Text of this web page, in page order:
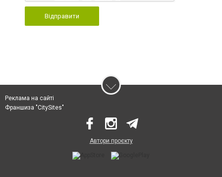
Відправити
Реклама на сайті
Франшиза "CitySites"
Автори проєкту